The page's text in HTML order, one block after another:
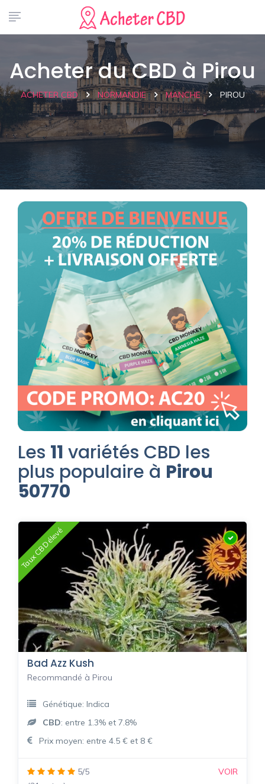
Acheter du CBD à Pirou
ACHETER CBD NORMANDIE MANCHE PIROU
Les 11 variétés CBD les
plus populaire à Pirou
50770
Taux CBD élevé
Bad Azz Kush
Recommandé à Pirou
Génétique: Indica
CBD: entre 1.3% et 7.8%
Prix moyen: entre 4.5 € et 8 €
5/5
VOIR